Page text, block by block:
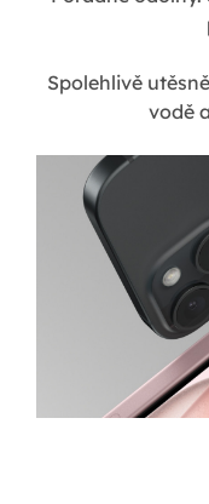
Spolehlivě
vodě